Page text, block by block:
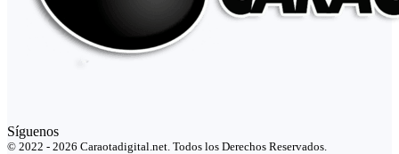
Síguenos
© 2022 - 2026 Caraotadigital.net. Todos los Derechos Reservados.